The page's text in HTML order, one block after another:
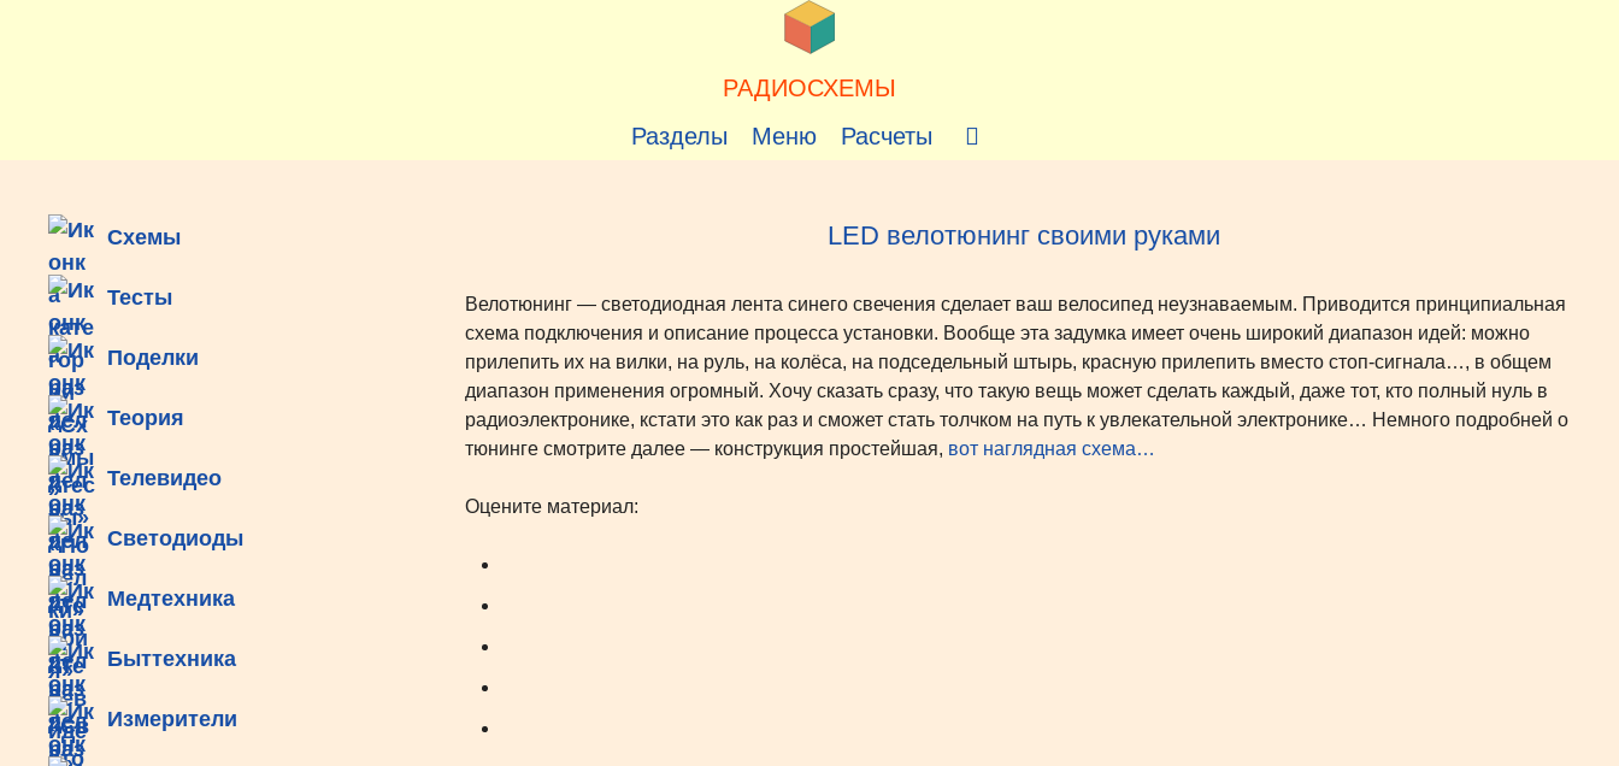
РАДИОСХЕМЫ
Разделы
Меню Расчеты
LED велотюнинг своими руками
Велотюнинг — светодиодная лента синего свечения сделает ваш велосипед неузнаваемым. Приводится принципиальная
схема подключения и описание процесса установки. Вообще эта задумка имеет очень широкий диапазон идей: можно
прилепить их на вилки, на руль, на колёса, на подседельный штырь, красную прилепить вместо стоп-сигнала…, в общем
диапазон применения огромный. Хочу сказать сразу, что такую вещь может сделать каждый, даже тот, кто полный нуль в
радиоэлектронике, кстати это как раз и сможет стать толчком на путь к увлекательной электронике… Немного подробней о
тюнинге смотрите далее — конструкция простейшая, вот наглядная схема…
Оцените материал:
Схемы
Тесты
Поделки
Теория
Телевидео
Светодиоды
Медтехника
Быттехника
Измерители